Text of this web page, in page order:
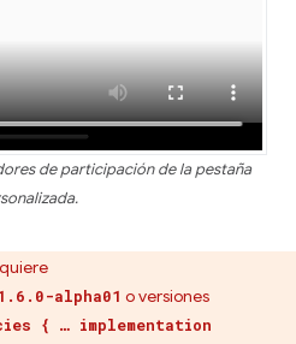
de participación de la pestaña
alpha01 o versiones
{ … implementation